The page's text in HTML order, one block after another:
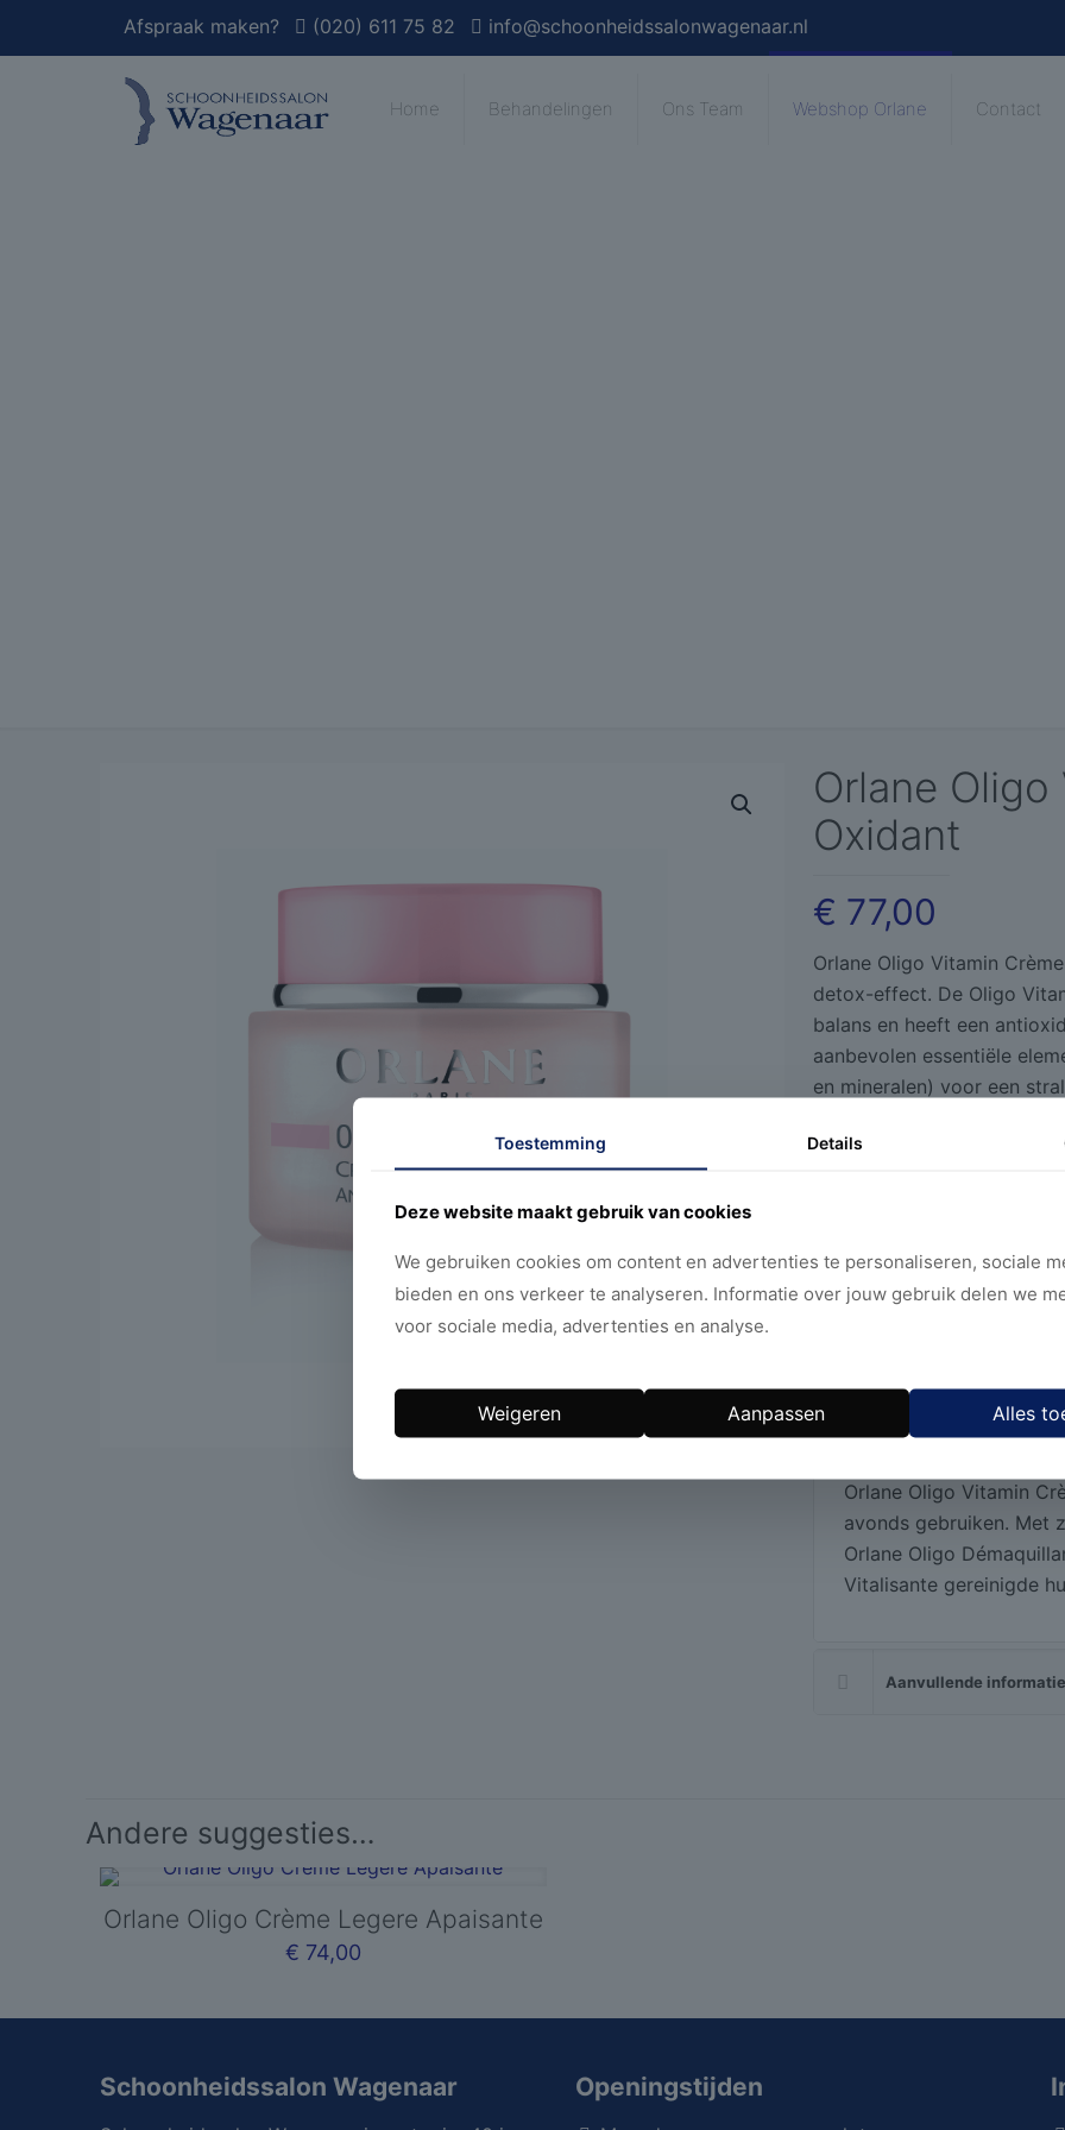
Afspraak maken? (020) 611 75 82 info@schoonheidssalonwagenaar.nl
Home Behandelingen Ons Team Webshop Orlane Contact
Orlane
Oxidant
€ 77,00
Orlane Oligo Vitamin
detox-effect. De Oligo
balans en heeft een
aanbevolen essentiële
en mineralen) voor een
krachtige antioxidant-
stress.
Oligo
Vitamin
Orlane Oligo Vitamin
avonds gebruiken. Met
Orlane Oligo
Vitalisante gereinigde
Aanvullende informatie
Andere suggesties…
Orlane Oligo Crème Legere Apaisante
€ 74,00
Schoonheidssalon Wagenaar Openingstijden
Toestemming Details
Deze website maakt gebruik van cookies
We gebruiken cookies om content en advertenties te personaliseren, sociale
bieden en ons verkeer te analyseren. Informatie over jouw gebruik delen we
voor sociale media, advertenties en analyse.
Weigeren Aanpassen Alles